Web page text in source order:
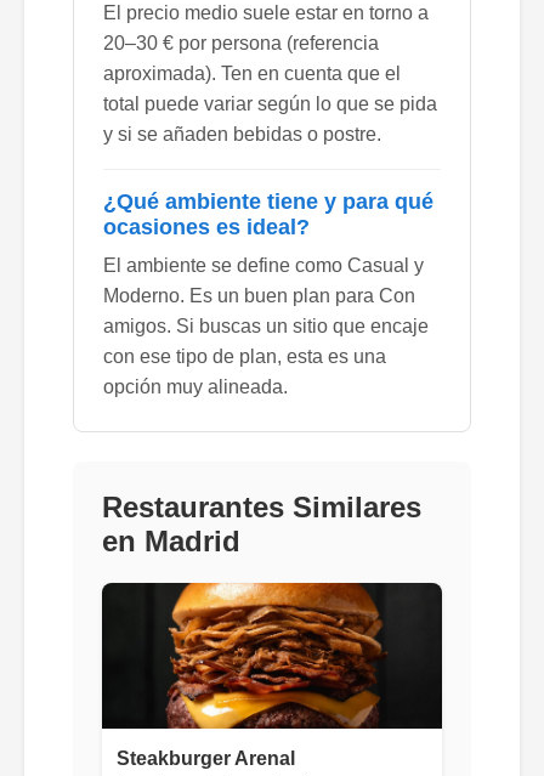
El precio medio suele estar en torno a
20–30 € por persona (referencia
aproximada). Ten en cuenta que el
total puede variar según lo que se pida
y si se añaden bebidas o postre.
¿Qué ambiente tiene y para qué
ocasiones es ideal?
El ambiente se define como Casual y
Moderno. Es un buen plan para Con
amigos. Si buscas un sitio que encaje
con ese tipo de plan, esta es una
opción muy alineada.
Restaurantes Similares
en Madrid
Steakburger Arenal